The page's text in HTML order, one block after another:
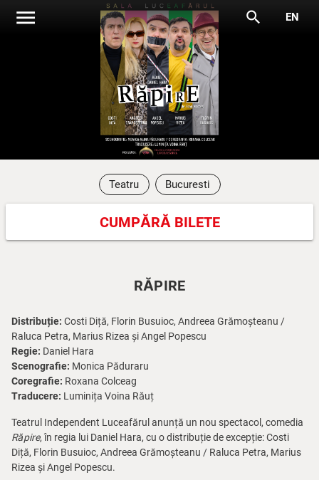
menu search EN
Teatru Bucuresti
CUMPĂRĂ BILETE
RĂPIRE
Distribuție: Costi Diță, Florin Busuioc, Andreea Grămoșteanu /
Raluca Petra, Marius Rizea și Angel Popescu
Regie: Daniel Hara
Scenografie: Monica Păduraru
Coregrafie: Roxana Colceag
Traducere: Luminița Voina Răuț
Teatrul Independent Luceafărul anunță un nou spectacol, comedia
Răpire, în regia lui Daniel Hara, cu o distribuție de excepție: Costi
Diță, Florin Busuioc, Andreea Grămoșteanu / Raluca Petra, Marius
Rizea și Angel Popescu.